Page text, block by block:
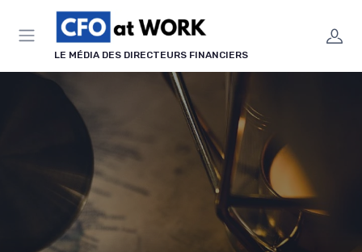
LE MÉDIA DES DIRECTEURS FINANCIERS
Panneau de gestion des cookies